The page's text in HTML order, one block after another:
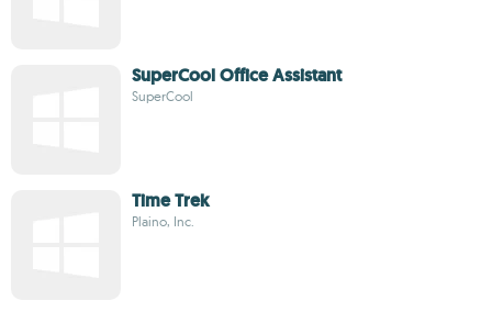
SuperCool Office Assistant
SuperCool
Time Trek
Plaino, Inc.